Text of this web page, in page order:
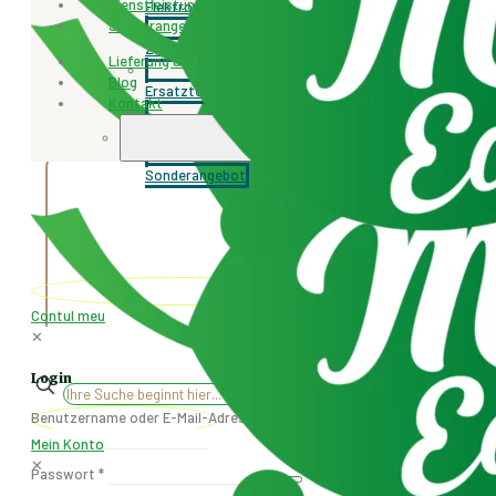
Contul meu
✕
Login
Benutzername oder E-Mail-Adresse
Passwort *
Mein Konto
✕
Elektroroller und Motorräder
Zubehör
Ersatzteile
Dienstleistungen
Sonderangebot
Dienstleistungen
Sonderangebot
Lieferung & Rücksendung
Blog
Kontakt
+4077.471.259
Teilen
Vorderrad Stahlfelge CARGO 700 (Ersatzteile),
ersatzteil für elektrisches Dreirad: Cargo700
Ähnliche Produkte